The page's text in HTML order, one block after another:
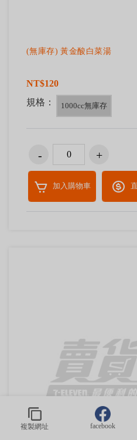
複製網址 facebook
(無庫存) 黃金酸白菜湯
NT$120
規格：
1000cc無庫存
加入購物車